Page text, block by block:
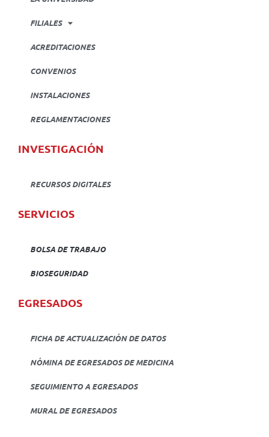
FILIALES
ACREDITACIONES
CONVENIOS
INSTALACIONES
REGLAMENTACIONES
INVESTIGACIÓN
RECURSOS DIGITALES
SERVICIOS
BOLSA DE TRABAJO
BIOSEGURIDAD
EGRESADOS
FICHA DE ACTUALIZACIÓN DE DATOS
NÓMINA DE EGRESADOS DE MEDICINA
SEGUIMIENTO A EGRESADOS
MURAL DE EGRESADOS